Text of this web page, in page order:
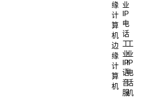
缘
计
算
机
边
缘
计
算
机
业
IP
电
话
工
业
IP
语
音
服
工
业
IP
电
话
机